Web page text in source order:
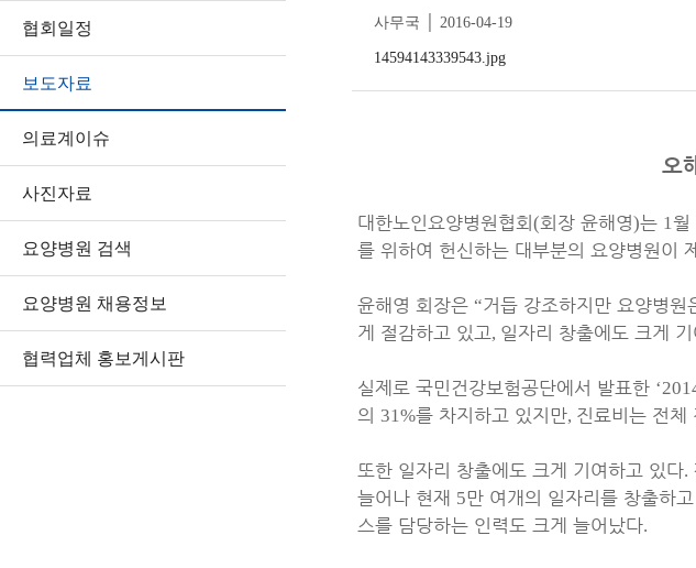
협회일정
보도자료
의료계이슈
사진자료
요양병원 검색
요양병원 채용정보
협력업체 홍보게시판
사무국 │ 2016-04-19
14594143339543.jpg
오
대한노인요양병원협회 (회장 윤해영)는 1월
를 위하여 헌신하는 대부분의 요양병원이
윤해영 회장은 “거듭 강조하지만 요양병
게 절감하고 있고, 일자리 창출에도 크게
실제로 국민건강보험공단에서 발표한
의 31%를 차지하고 있지만, 진료비는 전체
또한 일자리 창출에도 크게 기여하고 있다.
늘어나 현재 5만 여개의 일자리를 창출하
스를 담당하는 인력도 크게 늘어났다.